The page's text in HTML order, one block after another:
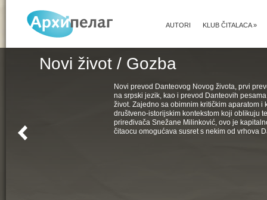
KLUB ČITALACA»
AUTORI
Novi život / Gozba
Novi prevod Danteovog Novog života, prvi
na srpski jezik, kao i prevod Danteovih
život. Zajedno sa obimnim kritičkim aparatom i
društveno-istorijskim kontekstom koji oblikuju
priređivača Snežane Milinković, ovo je
čitaocu omogućava susret s nekim od vrhova